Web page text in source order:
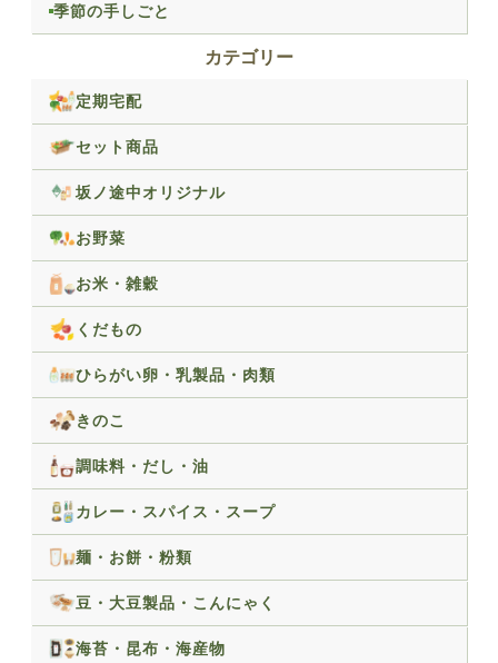
季節の手しごと
カテゴリー
定期宅配
セット商品
坂ノ途中オリジナル
お野菜
お米・雑穀
くだもの
ひらがい卵・乳製品・肉類
きのこ
調味料・だし・油
カレー・スパイス・スープ
麺・お餅・粉類
豆・大豆製品・こんにゃく
海苔・昆布・海産物